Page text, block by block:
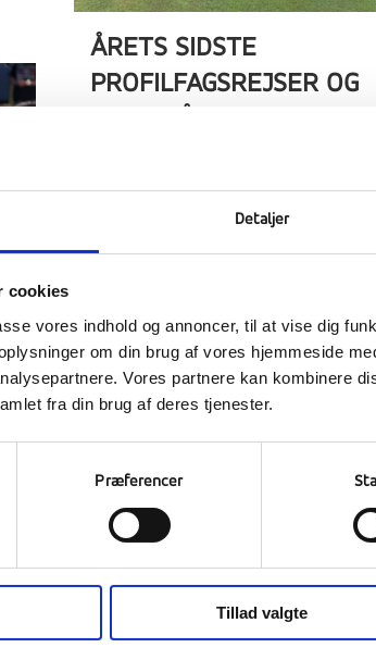
Detaljer
cookies
vores indhold og annoncer, til at vise dig
om din brug af vores hjemmeside
Vores partnere kan kombinere
fra din brug af deres tjenester.
Præferencer
Tillad valgte
ÅRETS SIDSTE
PROFILFAGSREJSER OG
FN-BESØG,